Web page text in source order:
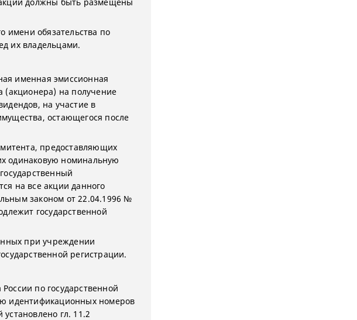
имени обязательства по
их владельцами.
именная эмиссионная
(акционера) на получение
на участие в
остающегося после
предоставляющих
одинаковую номинальную
на все акции данного
законом от 22.04.1996 №
государственной
при учреждении
регистрации.
по государственной
идентификационных номеров
гл. 11.2